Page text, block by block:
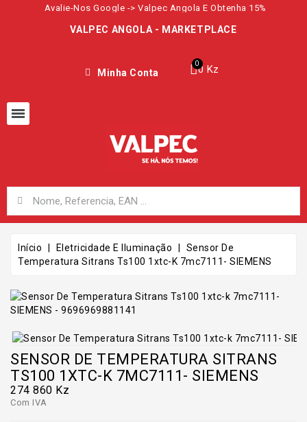
Avalie-Nos Google -> Valpec Angola E Obtenha 15%
VALPEC ANGOLA - MARKETPLACE
Minha Conta 0 Kz
Início Eletricidade E Iluminação
Sensor De
Temperatura Sitrans Ts100 1xtc-K 7mc7111- SIEMENS
SENSOR DE TEMPERATURA SITRANS
TS100 1XTC-K 7MC7111- SIEMENS
274 860 Kz
Com IVA